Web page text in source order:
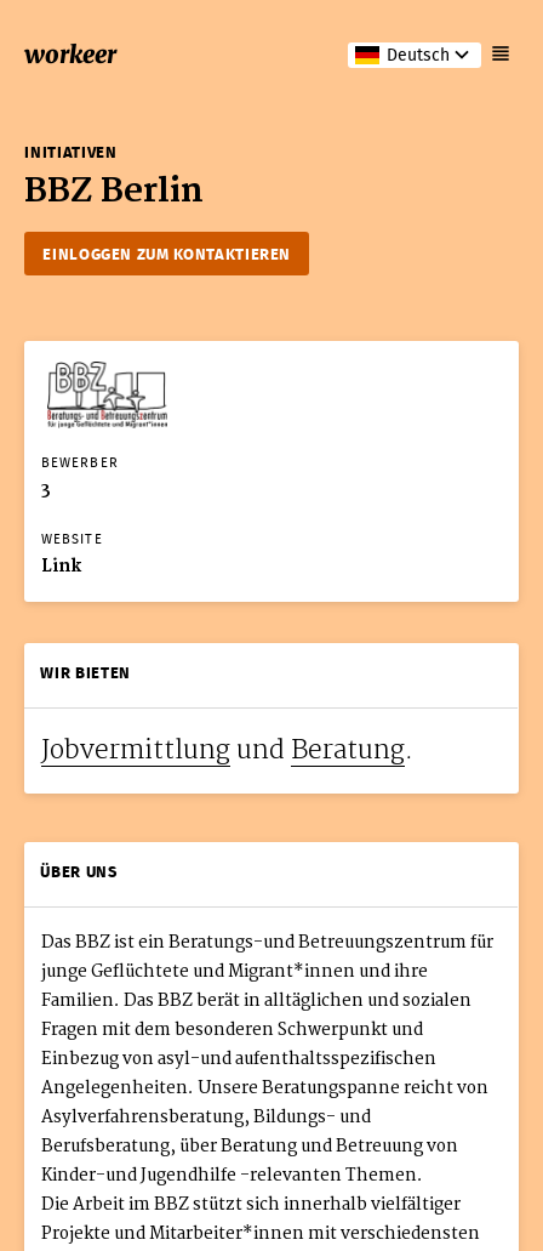
workeer Deutsch
INITIATIVEN
BBZ Berlin
EINLOGGEN ZUM KONTAKTIEREN
BEWERBER
3
WEBSITE
Link
WIR BIETEN
Jobvermittlung und Beratung.
ÜBER UNS
Das BBZ ist ein Beratungs-und Betreuungszentrum für
junge Geflüchtete und Migrant*innen und ihre
Familien. Das BBZ berät in alltäglichen und sozialen
Fragen mit dem besonderen Schwerpunkt und
Einbezug von asyl-und aufenthaltsspezifischen
Angelegenheiten. Unsere Beratungspanne reicht von
Asylverfahrensberatung, Bildungs- und
Berufsberatung, über Beratung und Betreuung von
Kinder-und Jugendhilfe -relevanten Themen.
Die Arbeit im BBZ stützt sich innerhalb vielfältiger
Projekte und Mitarbeiter*innen mit verschiedensten